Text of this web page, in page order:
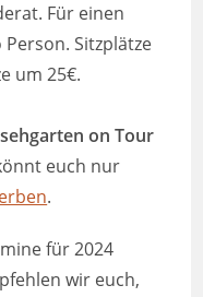
Für einen
Sitzplätze
um 25€.
on Tour
euch nur
.
für 2024
wir euch,